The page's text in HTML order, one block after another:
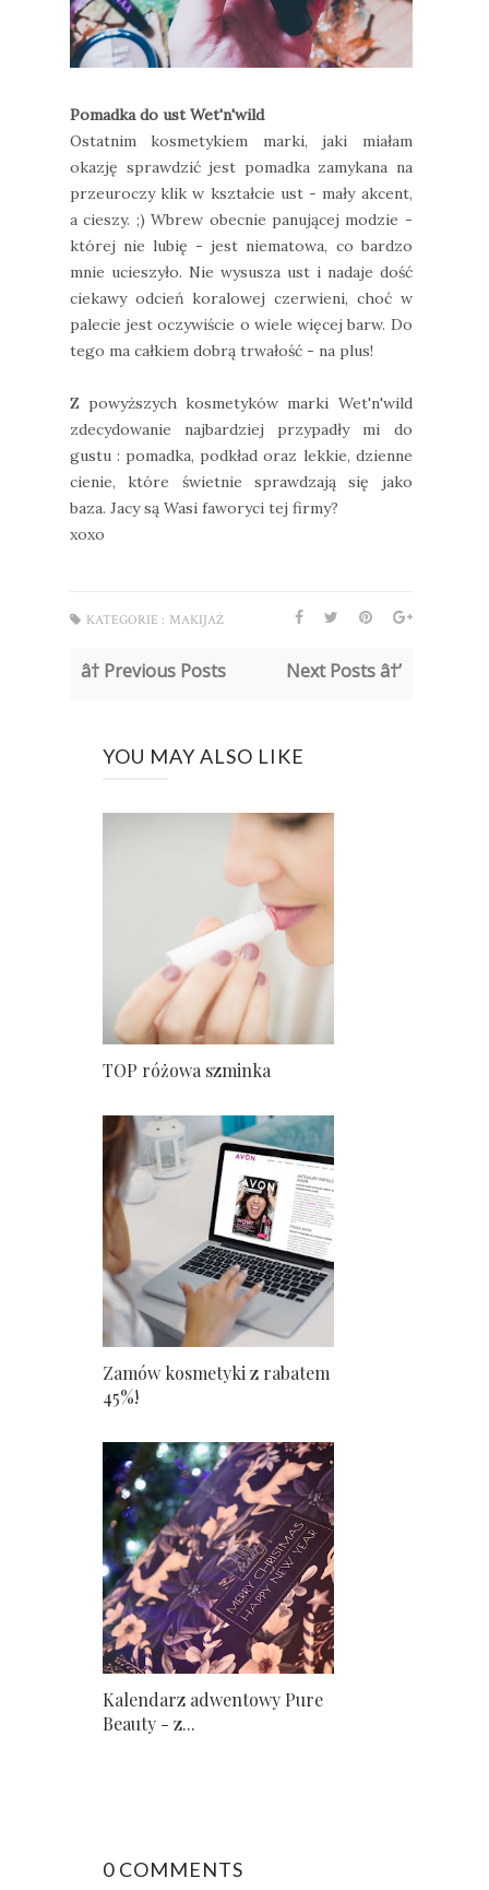
Pomadka do ust Wet'n'wild
Ostatnim kosmetykiem marki, jaki miałam
okazję sprawdzić jest pomadka zamykana na
przeuroczy klik w kształcie ust - mały akcent,
a cieszy. ;) Wbrew obecnie panującej modzie -
której nie lubię - jest niematowa, co bardzo
mnie ucieszyło. Nie wysusza ust i nadaje dość
ciekawy odcień koralowej czerwieni, choć w
palecie jest oczywiście o wiele więcej barw. Do
tego ma całkiem dobrą trwałość - na plus!
Z powyższych kosmetyków marki Wet'n'wild
zdecydowanie najbardziej przypadły mi do
gustu : pomadka, podkład oraz lekkie, dzienne
cienie, które świetnie sprawdzają się jako
baza. Jacy są Wasi faworyci tej firmy?
xoxo
KATEGORIE : MAKIJAŻ
â† Previous Posts Next Posts â†’
YOU MAY ALSO LIKE
TOP różowa szminka
Zamów kosmetyki z rabatem
45%!
Kalendarz adwentowy Pure
Beauty - z...
0 COMMENTS